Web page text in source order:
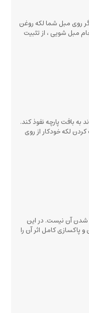
روی مبل شما لکه روغن
مبل شویی ، از تثبیت
بافت پارچه نفوذ کند.
لکه خودکار از روی
شدن آن نیست. در این
پاکسازی کامل اثر آن را